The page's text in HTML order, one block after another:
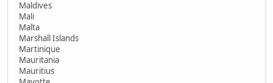
Maldives
Mali
Malta
Marshall Islands
Martinique
Mauritania
Mauritius